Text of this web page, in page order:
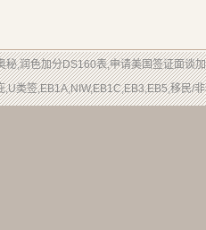
秘,润色加分DS160表,申请美国签证面谈
,U类签,EB1A,NIW,EB1C,EB3,EB5,移民/